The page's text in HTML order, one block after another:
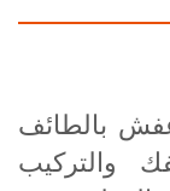
بالطائف
والتركيب